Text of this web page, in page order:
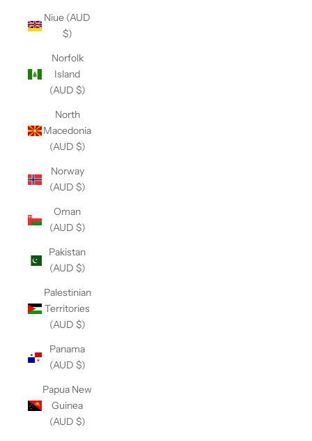
Niue (AUD
$)
Norfolk
Island
(AUD $)
North
Macedonia
(AUD $)
Norway
(AUD $)
Oman
(AUD $)
Pakistan
(AUD $)
Palestinian
Territories
(AUD $)
Panama
(AUD $)
Papua New
Guinea
(AUD $)